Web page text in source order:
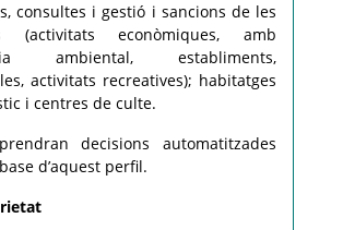
consultes i gestió i sancions de les
(activitats econòmiques, amb
ambiental, establiments,
activitats recreatives); habitatges
i centres de culte.
decisions automatitzades
d’aquest perfil.